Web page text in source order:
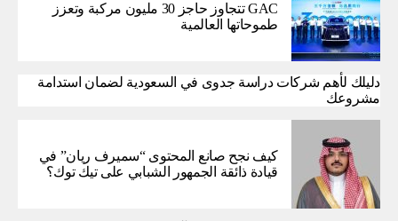
GAC تتجاوز حاجز 30 مليون مركبة وتعزز
طموحاتها العالمية
دليلك لأهم شركات دراسة جدوى في السعودية لضمان استدامة
مشروعك
كيف نجح صانع المحتوى “سميرف ريان” في
قيادة ذائقة الجمهور الشبابي على تيك توك؟